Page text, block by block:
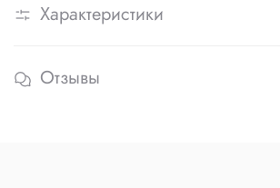
Характеристики
Отзывы